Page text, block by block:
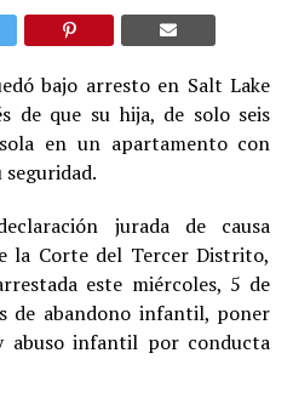
bajo arresto en Salt Lake
de que su hija, de solo seis
en un apartamento con
jurada de causa
la Corte del Tercer Distrito,
este miércoles, 5 de
de abandono infantil, poner
infantil por conducta